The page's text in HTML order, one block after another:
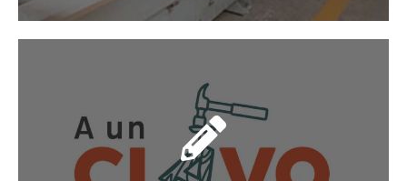
Curso de Carpintería
Taller de armado de muebles